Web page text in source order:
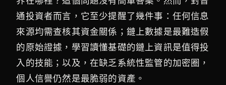
通投資者而言，它至少提醒了幾件事：任何信息
來源均需查核其資金關係；鏈上數據是最難造假
的原始證據，學習讀懂基礎的鏈上資訊是值得投
入的技能；以及，在缺乏系統性監管的加密圈，
個人信譽仍然是最脆弱的資產。